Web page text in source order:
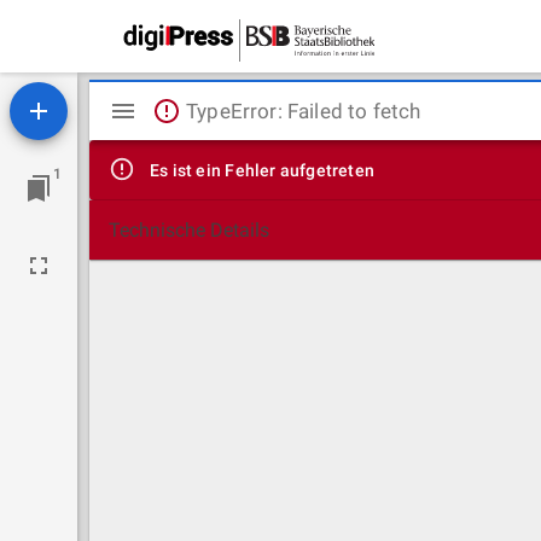
1
Mirador
Viewer
TypeError: Failed to fetch
Es ist ein Fehler aufgetreten
Technische Details